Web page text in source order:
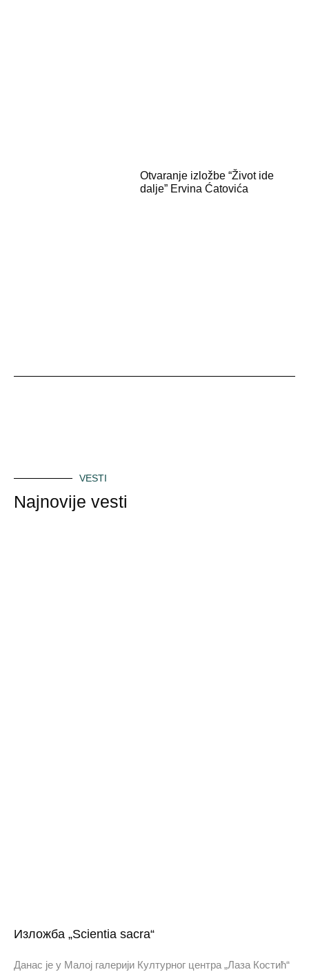
Otvaranje izložbe “Život ide
dalje” Ervina Ćatovića
VESTI
Najnovije vesti
Изложба „Scientia sacra“
Данас је у Малој галерији Културног центра „Лаза Костић“